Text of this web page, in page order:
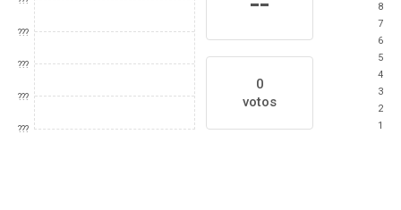
???
???
???
???
0
votos
8
7
6
5
4
3
2
1